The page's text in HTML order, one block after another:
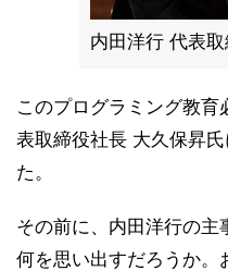
内田洋行 代表
このプログラミング教
表取締役社長 大久保昇
た。
その前に、内田洋行の主
何を思い出すだろうか。